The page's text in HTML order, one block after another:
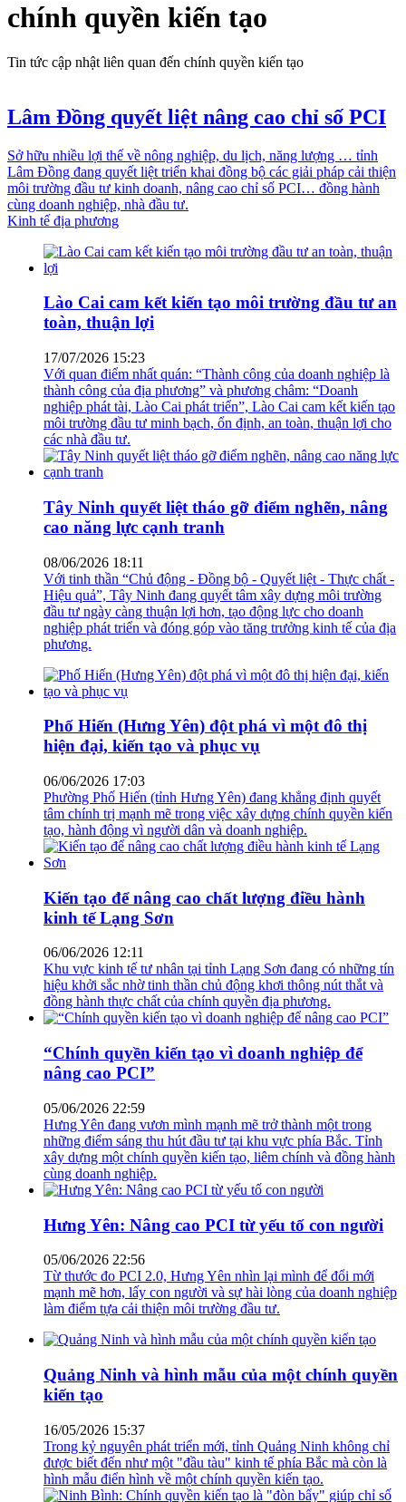
chính quyền kiến tạo
Tin tức cập nhật liên quan đến chính quyền kiến tạo
Lâm Đồng quyết liệt nâng cao chỉ số PCI
Sở hữu nhiều lợi thế về nông nghiệp, du lịch, năng lượng … tỉnh
Lâm Đồng đang quyết liệt triển khai đồng bộ các giải pháp cải thiện
môi trường đầu tư kinh doanh, nâng cao chỉ số PCI… đồng hành
cùng doanh nghiệp, nhà đầu tư.
Kinh tế địa phương
toàn, thuận lợi
Với quan điểm nhất quán: “Thành công của doanh nghiệp là
thành công của địa phương” và phương châm: “Doanh
nghiệp phát tài, Lào Cai phát triển”, Lào Cai cam kết kiến tạo
môi trường đầu tư minh bạch, ổn định, an toàn, thuận lợi cho
các nhà đầu tư.
Tây Ninh quyết liệt tháo gỡ điểm nghẽn, nâng
08/06/2026 18:11
Hiệu quả”, Tây Ninh đang quyết tâm xây dựng môi trường
đầu tư ngày càng thuận lợi hơn, tạo động lực cho doanh
nghiệp phát triển và đóng góp vào tăng trưởng kinh tế của địa
phương.
Phố Hiến (Hưng Yên) đột phá vì một đô thị
hiện đại, kiến tạo và phục vụ
06/06/2026 17:03
Phường Phố Hiến (tỉnh Hưng Yên) đang khẳng định quyết
tạo, hành động vì người dân và doanh nghiệp.
Kiến tạo để nâng cao chất lượng điều hành
kinh tế Lạng Sơn
06/06/2026 12:11
Khu vực kinh tế tư nhân tại tỉnh Lạng Sơn đang có những tín
đồng hành thực chất của chính quyền địa phương.
“Chính quyền kiến tạo vì doanh nghiệp để
nâng cao PCI”
05/06/2026 22:59
Hưng Yên đang vươn mình mạnh mẽ trở thành một trong
xây dựng một chính quyền kiến tạo, liêm chính và đồng hành
cùng doanh nghiệp.
Hưng Yên: Nâng cao PCI từ yếu tố con người
Từ thước đo PCI 2.0, Hưng Yên nhìn lại mình để đổi mới
làm điểm tựa cải thiện môi trường đầu tư.
kiến tạo
16/05/2026 15:37
Trong kỷ nguyên phát triển mới, tỉnh Quảng Ninh không chỉ
hình mẫu điển hình về một chính quyền kiến tạo.
Ninh Bình: Chính quyền kiến tạo là "đòn bẩy"